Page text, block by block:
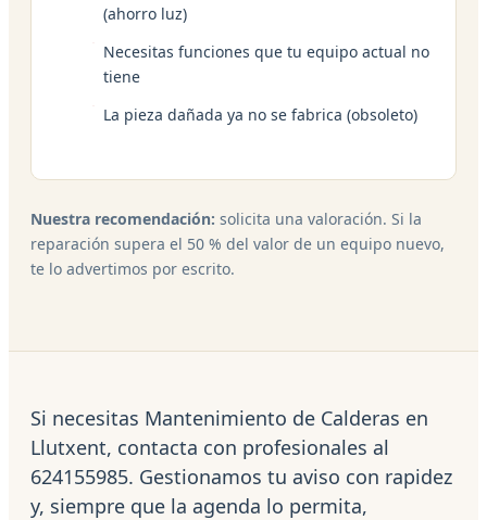
(ahorro luz)
Necesitas funciones que tu equipo actual no
tiene
La pieza dañada ya no se fabrica (obsoleto)
Nuestra recomendación: solicita una valoración. Si la
reparación supera el 50 % del valor de un equipo nuevo,
te lo advertimos por escrito.
Si necesitas Mantenimiento de Calderas en
Llutxent, contacta con profesionales al
624155985. Gestionamos tu aviso con rapidez
y, siempre que la agenda lo permita,